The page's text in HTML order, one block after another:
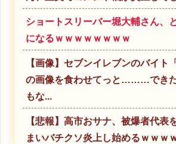
ショートスリーバー堀大輔さん、
になるｗｗｗｗｗｗｗｗ
【画像】セブンイレブンのバイト
の画像を食わせてっと………でき
もな...
【悲報】高市おサナ、被爆者代表
まいバチクソ炎上し始めるｗｗｗ